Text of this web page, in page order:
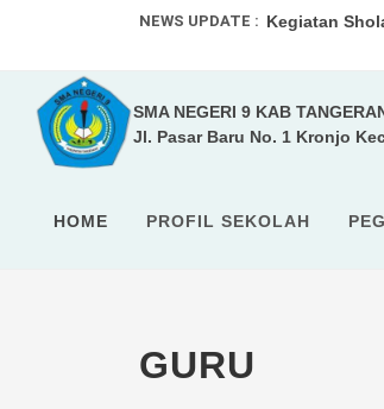
NEWS UPDATE : Kegiatan
SMA 9
SMA NEGERI 9 KAB
Jl. Pasar Baru No. 1 Kronjo
HOME PROFIL SEKOLAH
GURU